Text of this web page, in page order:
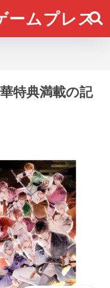
ームプレス
特典満載の記